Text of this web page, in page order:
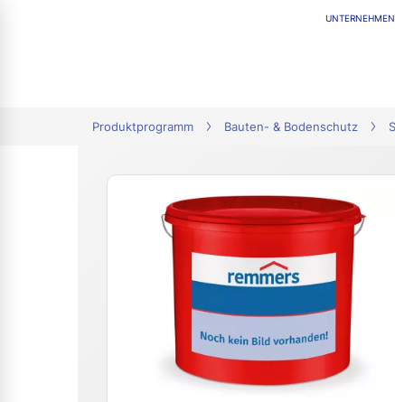
UNTERNEHMEN
Produktprogramm Bauten- & Bodenschutz